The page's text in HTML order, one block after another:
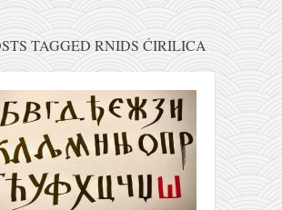
TAGGED RNIDS ĆIRILICA